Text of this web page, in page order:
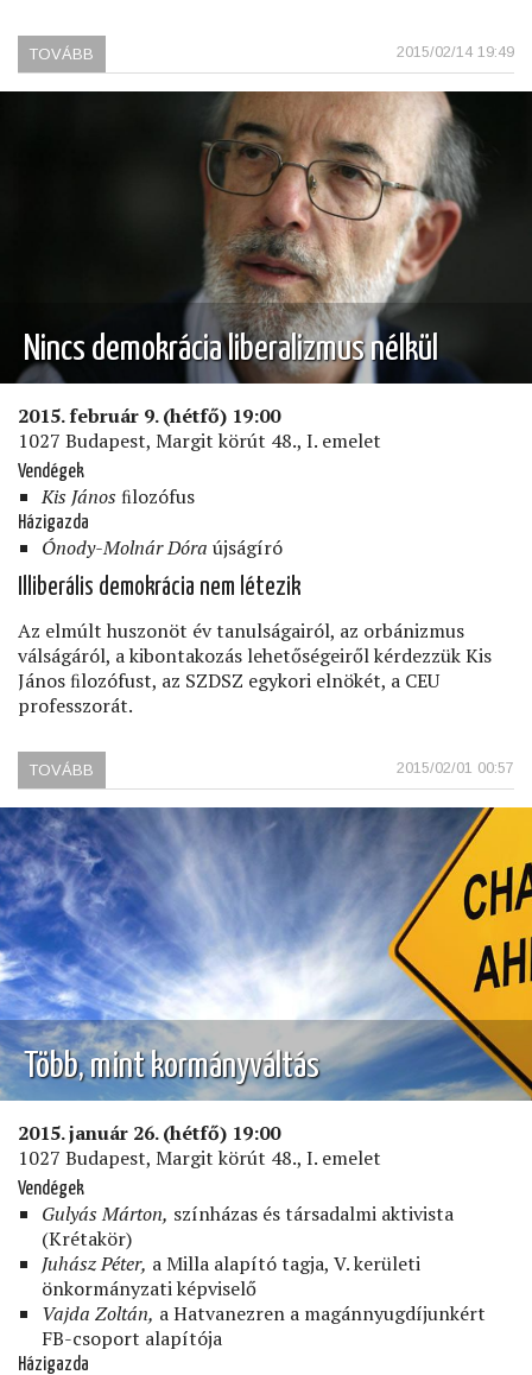
2015/02/14 19:49
TOVÁBB
AZ
EGYKORI
Nincs demokrácia liberalizmus nélkül
2015. február 9. (hétfő) 19:00
1027 Budapest, Margit körút 48., I. emelet
Vendégek
Kis János ﬁlozófus
Házigazda
Ónody-Molnár Dóra újságíró
Illiberális demokrácia nem létezik
Az elmúlt huszonöt év tanulságairól, az orbánizmus
válságáról, a kibontakozás lehetőségeiről kérdezzük Kis
János ﬁlozófust, az SZDSZ egykori elnökét, a CEU
professzorát.
2015/02/01 00:57
TOVÁBB
DEMOKRÁCIA
LIBERALIZMUS
NÉLKÜL)
Több, mint kormányváltás
2015. január 26. (hétfő) 19:00
1027 Budapest, Margit körút 48., I. emelet
Vendégek
Gulyás Márton, színházas és társadalmi aktivista
(Krétakör)
Juhász Péter, a Milla alapító tagja, V. kerületi
önkormányzati képviselő
Vajda Zoltán, a Hatvanezren a magánnyugdíjunkért
FB-csoport alapítója
Házigazda